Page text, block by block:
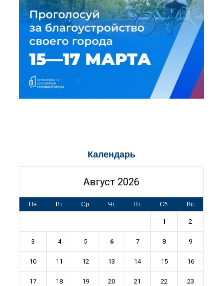
Календарь
Август 2026
Пн Вт Ср Чт Пт Сб Вс
1 2
3 4 5 6 7 8 9
10 11 12 13 14 15 16
17 18 19 20 21 22 23